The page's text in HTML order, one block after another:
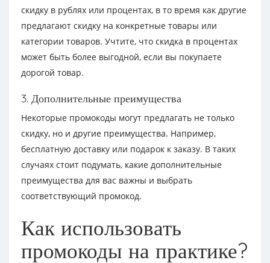
скидку в рублях или процентах, в то время как другие
предлагают скидку на конкретные товары или
категории товаров. Учтите, что скидка в процентах
может быть более выгодной, если вы покупаете
дорогой товар.
3. Дополнительные преимущества
Некоторые промокоды могут предлагать не только
скидку, но и другие преимущества. Например,
бесплатную доставку или подарок к заказу. В таких
случаях стоит подумать, какие дополнительные
преимущества для вас важны и выбрать
соответствующий промокод.
Как использовать
промокоды на практике?